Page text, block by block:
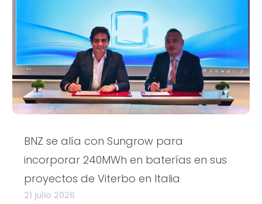
BNZ se alía con Sungrow para
incorporar 240MWh en baterías en sus
proyectos de Viterbo en Italia
21 julio 2026